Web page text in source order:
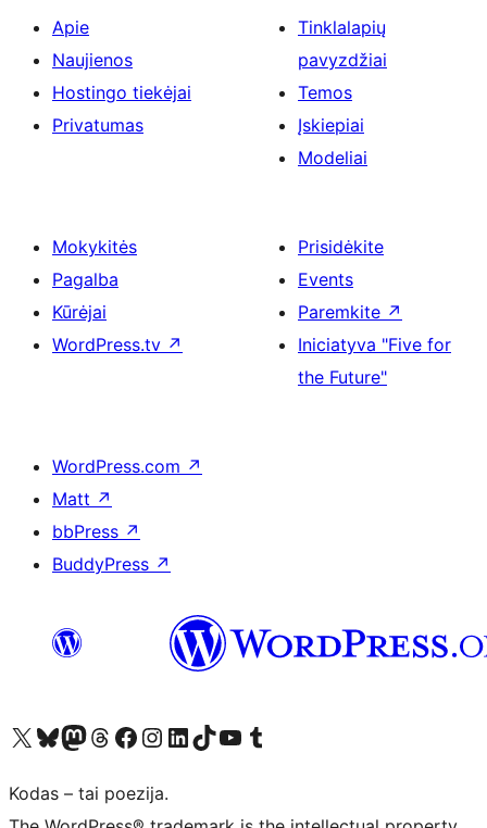
Apie
Naujienos
Hostingo tiekėjai
Privatumas
Tinklalapių
pavyzdžiai
Temos
Įskiepiai
Modeliai
Mokykitės
Pagalba
Kūrėjai
WordPress.tv ↗
Prisidėkite
Events
Paremkite ↗
Iniciatyva "Five for
the Future"
WordPress.com ↗
Matt ↗
bbPress ↗
BuddyPress ↗
Visit our X (formerly Twitter) account
Apsilankykite mūsų Bluesky paskyroje
Visit our Mastodon account
Apsilankykite mūsų Threads paskyroje
Visit our Facebook page
Visit our Instagram account
Visit our LinkedIn account
Apsilankykite mūsų TikTok paskyroje
Visit our YouTube channel
Apsilankykite mūsų Tumblr paskyroje
Kodas – tai poezija.